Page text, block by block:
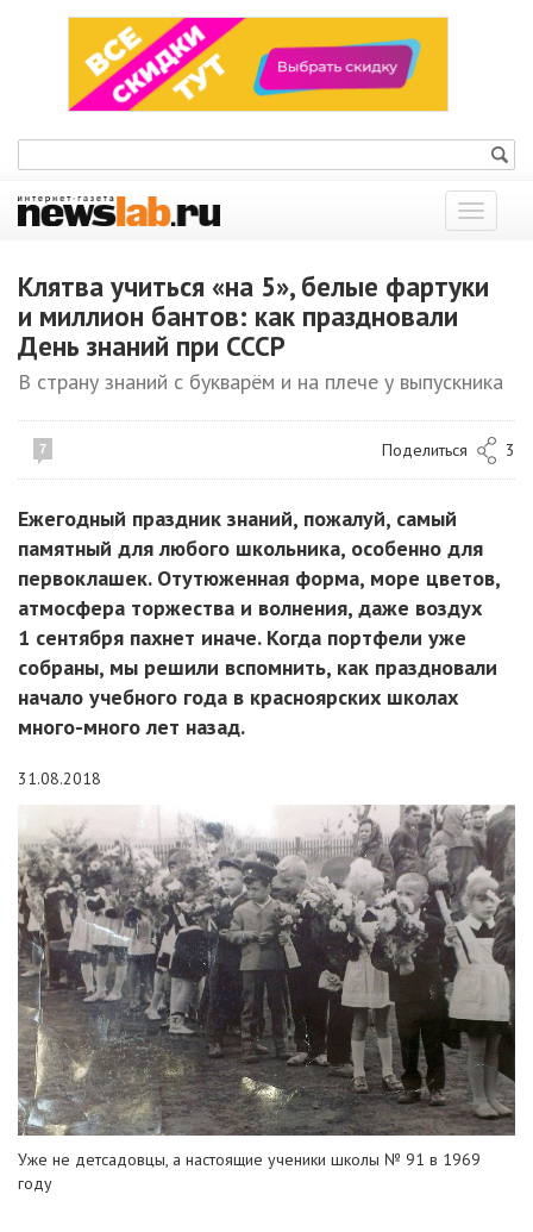
Показать
меню
Клятва учиться «на 5», белые фартуки
и миллион бантов: как праздновали
День знаний при СССР
В страну знаний с букварём и на плече у выпускника
7 Поделиться 3
Ежегодный праздник знаний, пожалуй, самый
памятный для любого школьника, особенно для
первоклашек. Отутюженная форма, море цветов,
атмосфера торжества и волнения, даже воздух
1 сентября пахнет иначе. Когда портфели уже
собраны, мы решили вспомнить, как праздновали
начало учебного года в красноярских школах
много-много лет назад.
31.08.2018
Уже не детсадовцы, а настоящие ученики школы № 91 в 1969
году